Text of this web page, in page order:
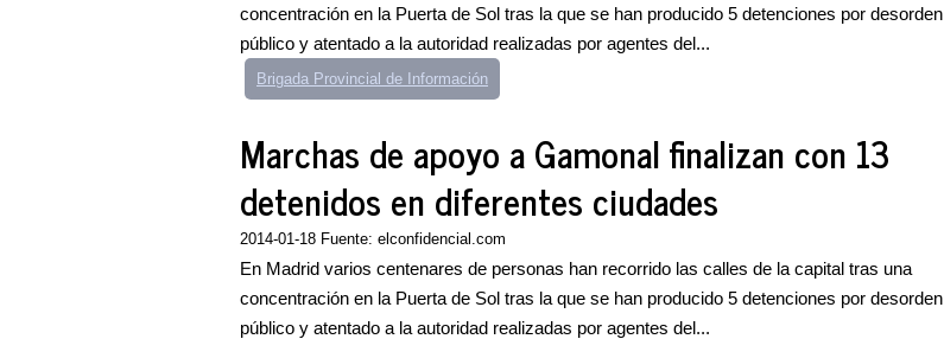
concentración en la Puerta de Sol tras la que se han producido 5 detenciones por desorden
público y atentado a la autoridad realizadas por agentes del...
Brigada Provincial de Información
Marchas de apoyo a Gamonal finalizan con 13
detenidos en diferentes ciudades
2014-01-18 Fuente: elconfidencial.com
En Madrid varios centenares de personas han recorrido las calles de la capital tras una
concentración en la Puerta de Sol tras la que se han producido 5 detenciones por desorden
público y atentado a la autoridad realizadas por agentes del...